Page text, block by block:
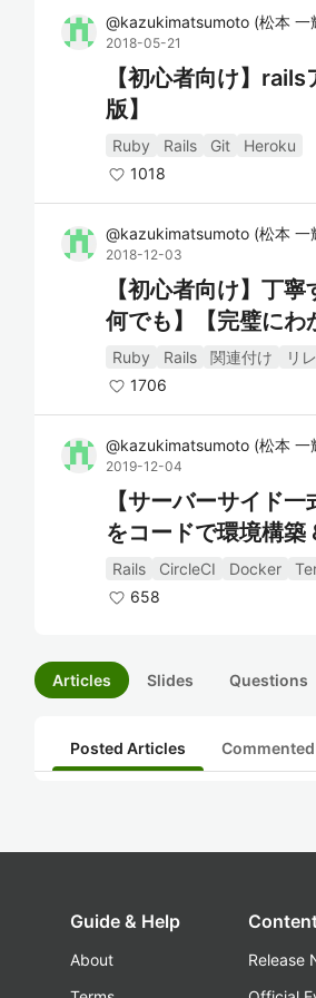
@kazukimatsumoto (松本 一
2018-05-21
【初心者向け】
版】
Ruby Rails Git
Heroku
1018
@kazukimatsumoto (松本 一
2018-12-03
【初心者向け】丁
何でも】【完璧にわ
Ruby Rails 関連付け リ
1706
@kazukimatsumoto (松本 一
2019-12-04
【サーバーサイド
をコードで環境構築
Rails CircleCI Docker
658
Articles Slides Questions
Posted Articles
Guide & Help
About
Release